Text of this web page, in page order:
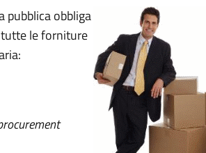
pubblica obbliga
le forniture